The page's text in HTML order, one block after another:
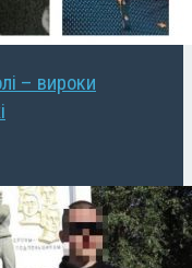
– вироки